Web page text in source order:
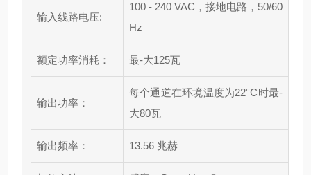
输入线路电压:
100 - 240 VAC，接地电路，50/60
Hz
额定功率消耗： 最-大125瓦
输出功率：
每个通道在环境温度为22°C时最-
大80瓦
输出频率： 13.56 兆赫